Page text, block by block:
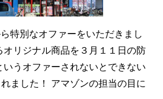
特別なオファーをいただきまし
オリジナル商品を３月１１日の防
うオファーされないとできない
ました！ アマゾンの担当の目に